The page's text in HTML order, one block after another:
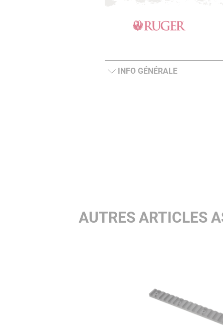
INFO GÉNÉRALE
AUTRES ARTICLES